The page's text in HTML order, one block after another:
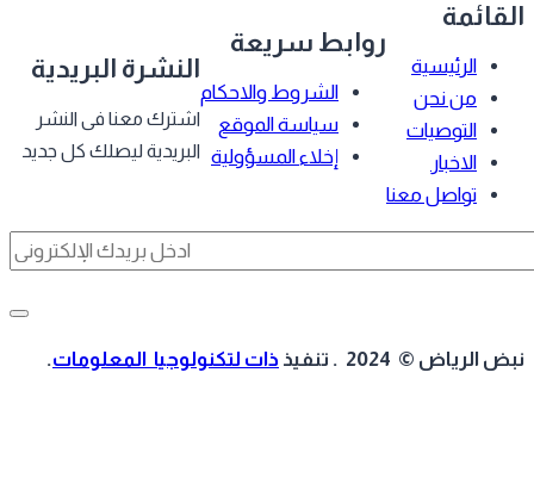
الرئيسية
من نحن
التوصيات
الاخبار
تواصل معنا
روابط سريعة
الشروط والاحكام
سياسة الموقع
إخلاء المسؤولية
النشرة البريدية
اشترك معنا فى النشر
البريدية ليصلك كل جديد
الرياض © 2024 . تنفيذ ذات لتكنولوجيا المعلومات.